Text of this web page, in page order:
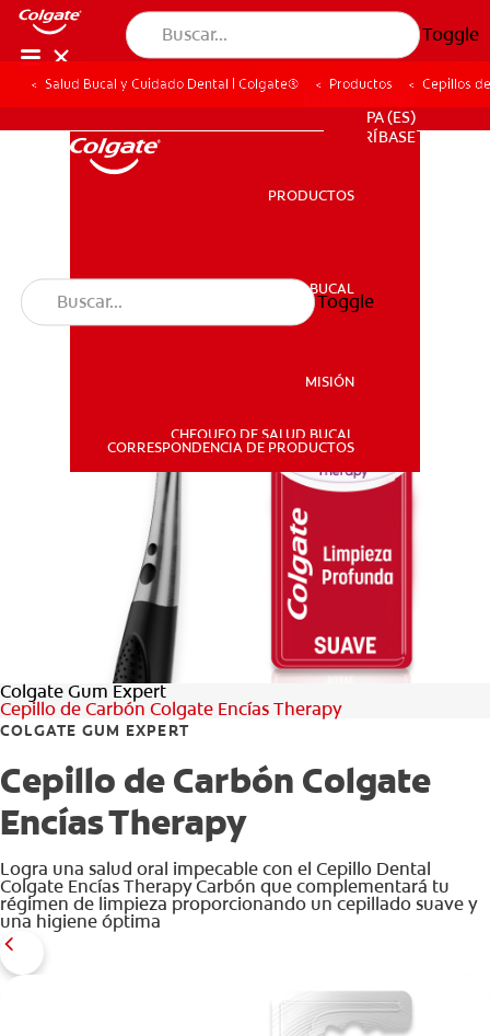
Toggle
SALUD BUCAL
CHEQUEO DE SALUD BUCAL
CORRESPONDENCIA DE PRODUCTOS
PROMOCIONES
PA (ES)
SUSCRÍBASE
PRODUCTOS
SALUD BUCAL
MISIÓN
CHEQUEO DE SALUD BUCAL
CORRESPONDENCIA DE PRODUCTOS
Toggle
Salud Bucal y Cuidado Dental | Colgate® Productos Cepillos
Colgate Gum Expert
Cepillo de Carbón Colgate Encías Therapy
COLGATE GUM EXPERT
Cepillo de Carbón Colgate
Encías Therapy
Logra una salud oral impecable con el Cepillo Dental
Colgate Encías Therapy Carbón que complementará tu
régimen de limpieza proporcionando un cepillado suave y
una higiene óptima